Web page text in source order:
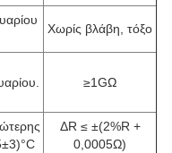
Χωρίς βλάβη, τόξο
≥1GΩ
ΔR ≤ ±(2%R +
0,0005Ω)